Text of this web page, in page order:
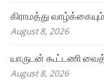
கிராமத்து
August 8, 2026
யாருடன் கூட்டணி
August 8, 2026